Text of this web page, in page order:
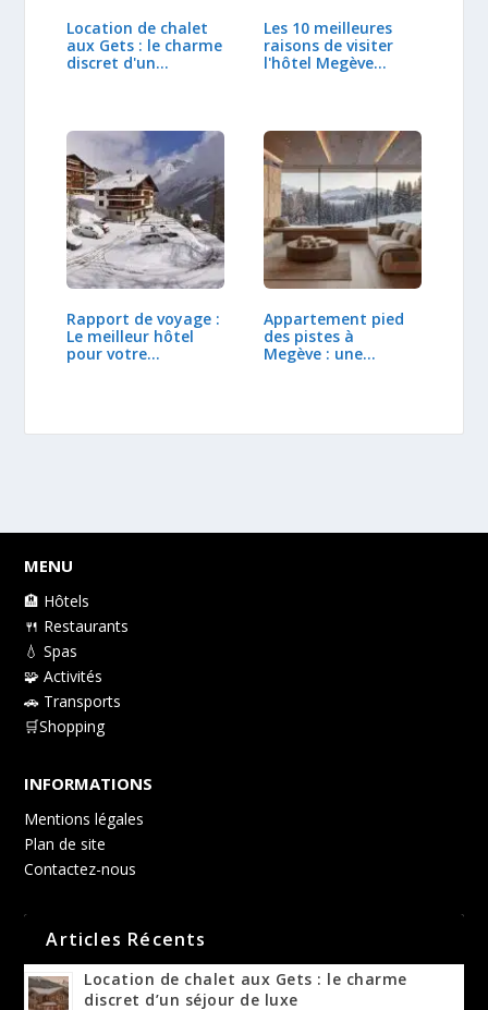
Location de chalet
aux Gets : le charme
discret d'un…
Les 10 meilleures
raisons de visiter
l'hôtel Megève…
Rapport de voyage :
Le meilleur hôtel
pour votre…
Appartement pied
des pistes à
Megève : une
MENU
🏨 Hôtels
🍴 Restaurants
💧 Spas
🧩 Activités
🚗 Transports
🛒Shopping
INFORMATIONS
Mentions légales
Plan de site
Contactez-nous
Articles Récents
Location de chalet aux Gets : le charme
discret d’un séjour de luxe